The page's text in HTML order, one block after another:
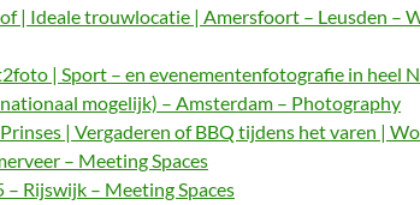
| Ideale trouwlocatie | Amersfoort – Leusden –
| Sport – en evenementenfotografie in heel
mogelijk) – Amsterdam – Photography
| Vergaderen of BBQ tijdens het varen |
– Meeting Spaces
– Rijswijk – Meeting Spaces